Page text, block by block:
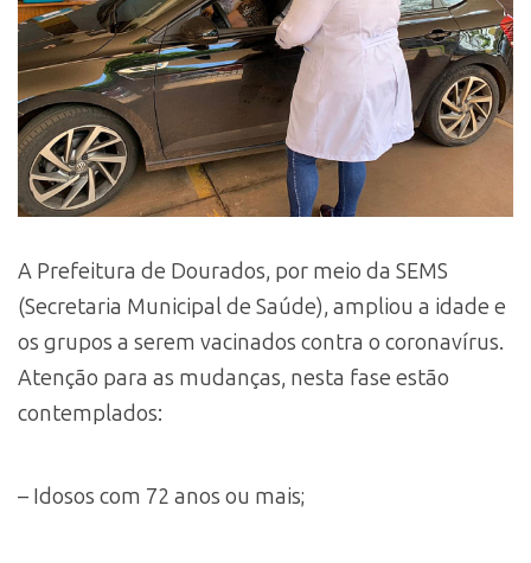
A Prefeitura de Dourados, por meio da SEMS
(Secretaria Municipal de Saúde), ampliou a idade e
os grupos a serem vacinados contra o coronavírus.
Atenção para as mudanças, nesta fase estão
contemplados:
– Idosos com 72 anos ou mais;